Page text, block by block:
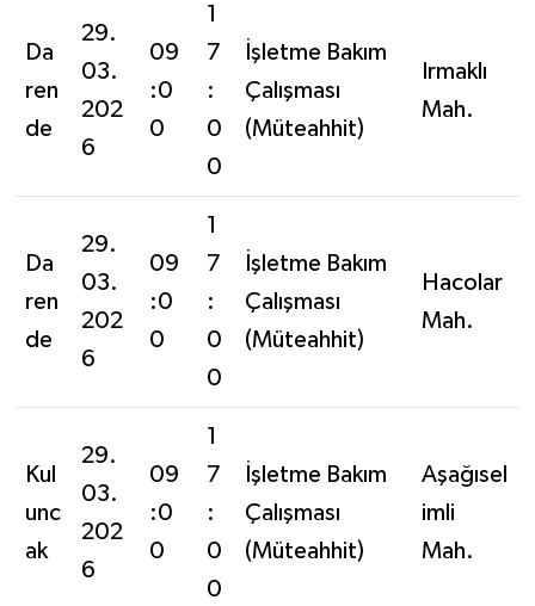
Da
ren
de
29.
03.
202
6
09
:0
0
1
7
:
0
0
İşletme Bakım
Çalışması
(Müteahhit)
Irmaklı
Mah.
Da
ren
de
29.
03.
202
6
09
:0
0
1
7
:
0
0
İşletme Bakım
Çalışması
(Müteahhit)
Hacolar
Mah.
Kul
unc
ak
29.
03.
202
6
09
:0
0
1
7
:
0
0
İşletme Bakım
Çalışması
(Müteahhit)
Aşağısel
imli
Mah.